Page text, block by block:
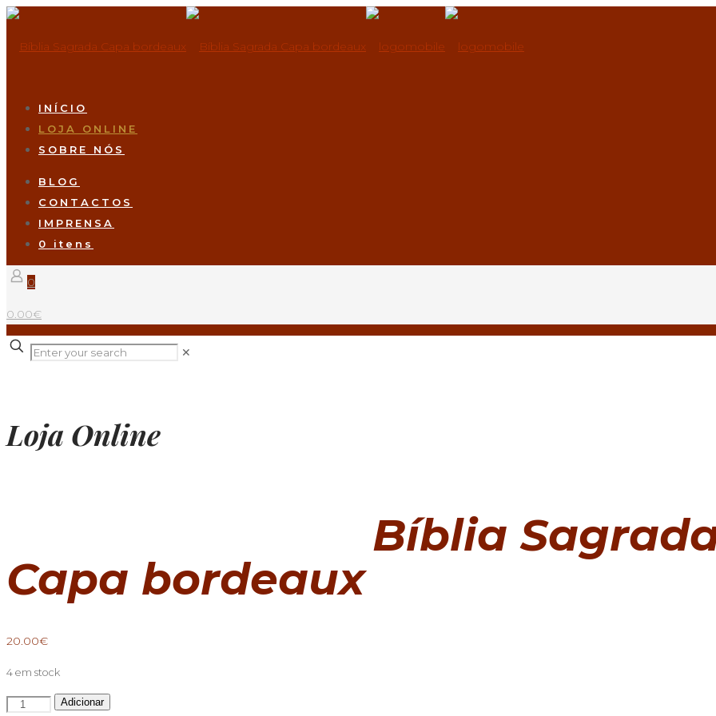
INÍCIO
LOJA ONLINE
SOBRE NÓS
BLOG
CONTACTOS
IMPRENSA
0 itens
0
0.00€
✕
Loja Online
Bíblia
Capa bordeaux
20.00€
4 em stock
QuantidadeAdicionar